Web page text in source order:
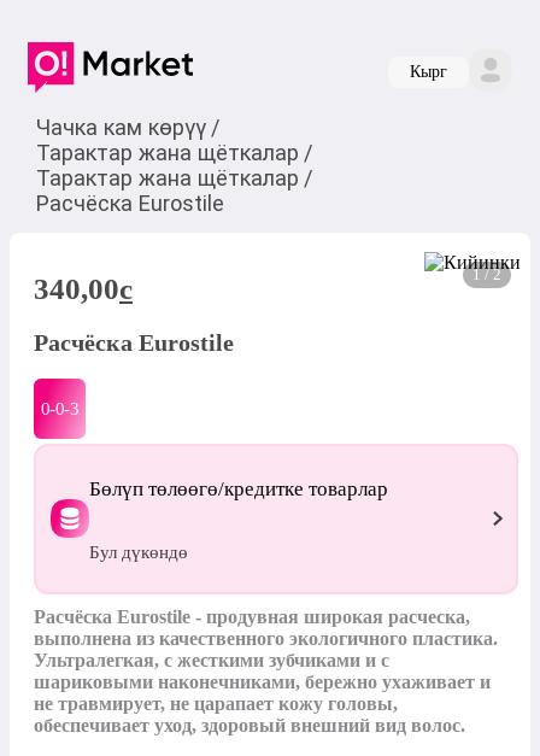
Кырг
Чачка кам көрүү /
Тарактар жана щёткалар /
Тарактар жана щёткалар /
Расчёска Eurostile
1 / 2
340,00c
Расчёска Eurostile
0-0-3
Бөлүп төлөөгө/кредитке товарлар
Бул дүкөндө
Расчёска Eurostile - продувная широкая расческа,
выполнена из качественного экологичного пластика.
Ультралегкая, с жесткими зубчиками и с
шариковыми наконечниками, бережно ухаживает и
не травмирует, не царапает кожу головы,
обеспечивает уход, здоровый внешний вид волос.